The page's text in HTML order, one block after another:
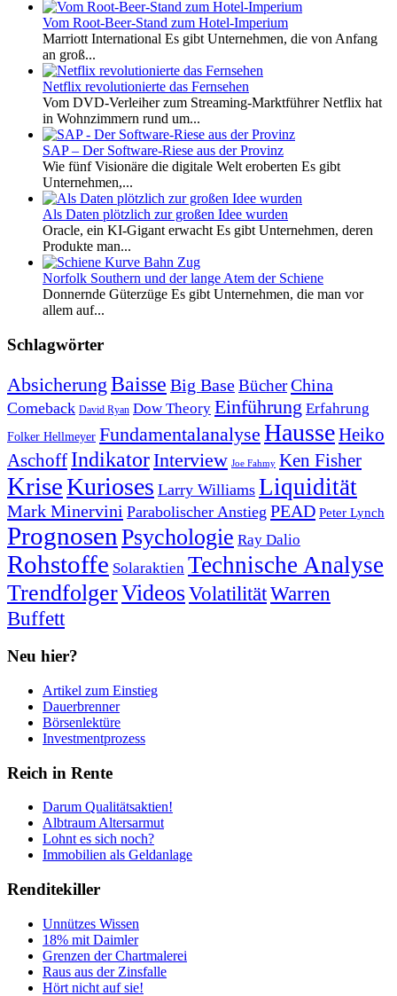
Vom Root-Beer-Stand zum Hotel-Imperium
Marriott International Es gibt Unternehmen, die von Anfang
an groß...
Netflix revolutionierte das Fernsehen
Vom DVD-Verleiher zum Streaming-Marktführer Netflix hat
in Wohnzimmern rund um...
SAP – Der Software-Riese aus der Provinz
Wie fünf Visionäre die digitale Welt eroberten Es gibt
Unternehmen,...
Als Daten plötzlich zur großen Idee wurden
Oracle, ein KI-Gigant erwacht Es gibt Unternehmen, deren
Produkte man...
Norfolk Southern und der lange Atem der Schiene
Donnernde Güterzüge Es gibt Unternehmen, die man vor
allem auf...
Schlagwörter
Absicherung Baisse Big BaseBücherChina
Comeback David Ryan Dow Theory Einführung Erfahrung
Folker Hellmeyer Fundamentalanalyse HausseHeiko
Aschoff IndikatorInterview Joe Fahmy Ken Fisher
KriseKurioses Larry Williams Liquidität
Mark Minervini Parabolischer Anstieg PEAD Peter Lynch
Prognosen Psychologie Ray Dalio
Rohstoffe Solaraktien Technische Analyse
TrendfolgerVideosVolatilitätWarren
Buffett
Neu hier?
Artikel zum Einstieg
Dauerbrenner
Börsenlektüre
Investmentprozess
Reich in Rente
Darum Qualitätsaktien!
Albtraum Altersarmut
Lohnt es sich noch?
Immobilien als Geldanlage
Renditekiller
Unnützes Wissen
18% mit Daimler
Grenzen der Chartmalerei
Raus aus der Zinsfalle
Hört nicht auf sie!